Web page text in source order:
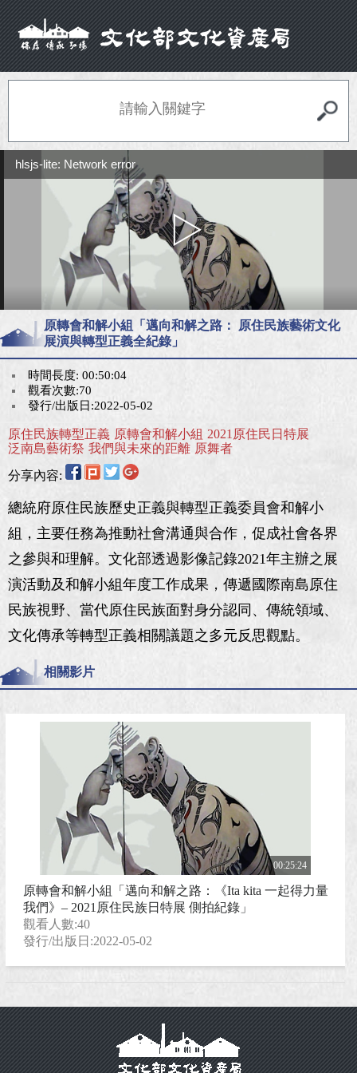
hlsjs-lite: Network error
原轉會和解小組「邁向和解之路： 原住民族藝術文化
展演與轉型正義全紀錄」
時間長度: 00:50:04
觀看次數:70
發行/出版日:2022-05-02
原住民族轉型正義 原轉會和解小組 2021原住民日特展
泛南島藝術祭 我們與未來的距離 原舞者
分享內容:
總統府原住民族歷史正義與轉型正義委員會和解小
組，主要任務為推動社會溝通與合作，促成社會各界
之參與和理解。文化部透過影像記錄2021年主辦之展
演活動及和解小組年度工作成果，傳遞國際南島原住
民族視野、當代原住民族面對身分認同、傳統領域、
文化傳承等轉型正義相關議題之多元反思觀點。
相關影片
00:25:24
原轉會和解小組「邁向和解之路：《Ita kita 一起得力量
我們》– 2021原住民族日特展 側拍紀錄」
觀看人數:40
發行/出版日:2022-05-02